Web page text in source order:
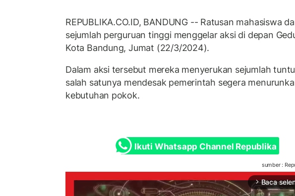
REPUBLIKA.CO.ID, BANDUNG -- Ratusan mahasiswa
sejumlah perguruan tinggi menggelar aksi di depan
Kota Bandung, Jumat (22/3/2024).
Dalam aksi tersebut mereka menyerukan sejumlah
salah satunya mendesak pemerintah segera
kebutuhan pokok.
Ikuti Whatsapp Channel Republika
sumber :
arrow_forward_ios Baca